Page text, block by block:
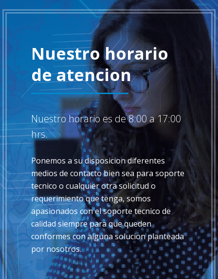
Nuestro horario
de atencion
Nuestro horario es de 8:00 a 17:00
hrs.
Ponemos a su disposicion diferentes
medios de contacto bien sea para soporte
tecnico o cualquier otra solicitud o
requerimiento que tenga, somos
apasionados con el soporte tecnico de
calidad siempre para que queden
conformes con alguna solucion planteada
por nosotros.